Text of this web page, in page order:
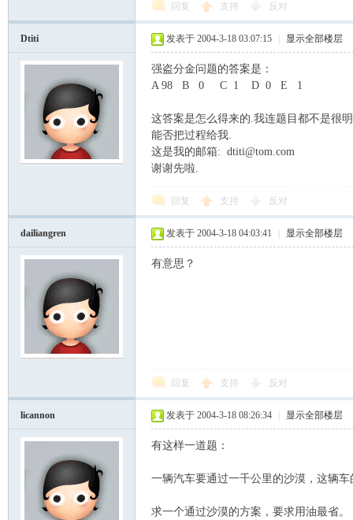
回复 支持 反对
Dtiti 发表于 2004-3-18 03:07:15 显示全部楼层
强盗分金问题的答案是：
A 98 B 0 C 1 D 0 E 1
这答案是怎么得来的.我连题目都不是很
能否把过程给我.
这是我的邮箱: dtiti@tom.com
谢谢先啦.
回复 支持 反对
dailiangren 发表于 2004-3-18 04:03:41 显示全部楼层
有意思？
回复 支持 反对
licannon 发表于 2004-3-18 08:26:34 显示全部楼层
有这样一道题：
一辆汽车要通过一千公里的沙漠，这辆
求一个通过沙漠的方案，要求用油最省。